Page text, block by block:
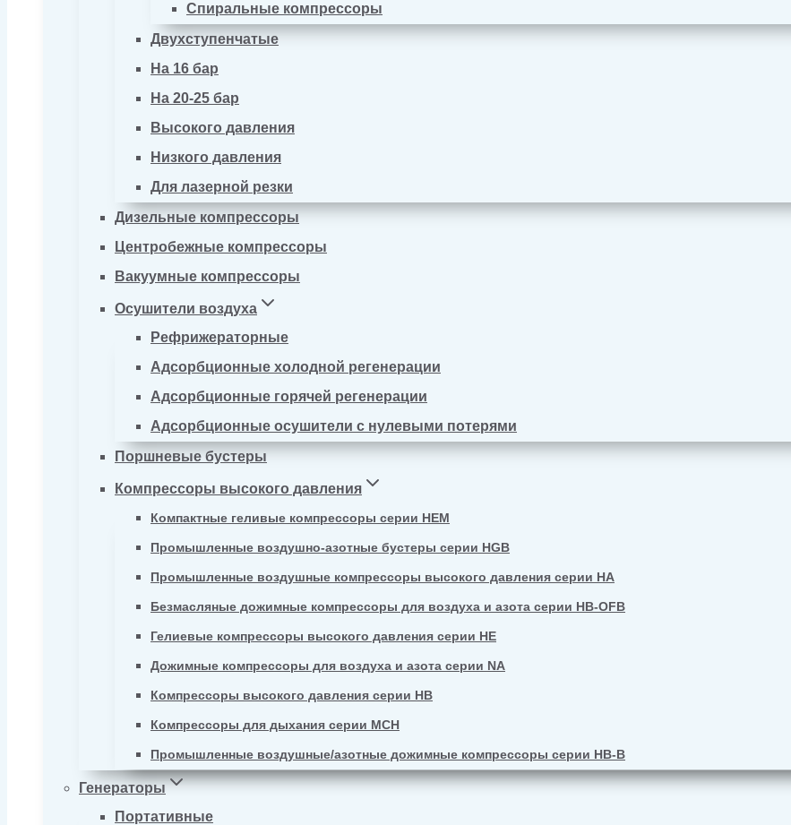
Спиральные компрессоры
Двухступенчатые
На 16 бар
На 20-25 бар
Высокого давления
Низкого давления
Для лазерной резки
Дизельные компрессоры
Центробежные компрессоры
Вакуумные компрессоры
Осушители воздуха
Рефрижераторные
Адсорбционные холодной регенерации
Адсорбционные горячей регенерации
Адсорбционные осушители с нулевыми потерями
Поршневые бустеры
Компрессоры высокого давления
Компактные геливые компрессоры серии HEM
Промышленные воздушно-азотные бустеры серии HGB
Промышленные воздушные компрессоры высокого давления серии HA
Безмасляные дожимные компрессоры для воздуха и азота серии HB-OFB
Гелиевые компрессоры высокого давления серии HE
Дожимные компрессоры для воздуха и азота серии NA
Компрессоры высокого давления серии HB
Компрессоры для дыхания серии MCH
Промышленные воздушные/азотные дожимные компрессоры серии HB-B
Генераторы
Портативные